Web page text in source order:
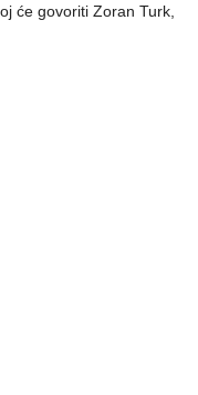
će govoriti Zoran Turk,